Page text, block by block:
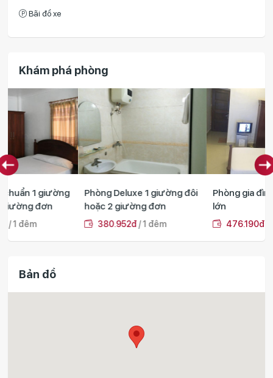
Bãi đổ xe
Khám phá phòng
Phòng Deluxe 1 giường đôi
hoặc 2 giường đơn
380.952đ / 1 đêm
Phòng gia đình 2 giường
lớn
476.190đ / 1 đêm
Bản đồ